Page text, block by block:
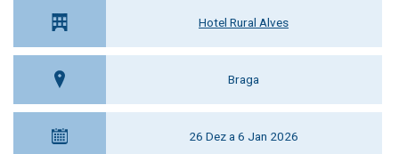
Hotel Rural Alves
Braga
26 Dez a 6 Jan 2026